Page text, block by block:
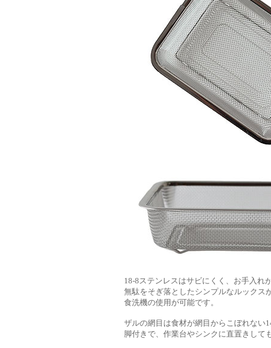
18‐8ステンレスはサビにくく、お手入れ
無駄をそぎ落としたシンプルなルックス
食洗機の使用が可能です。
ザルの網目は食材が網目からこぼれない
脚付きで、作業台やシンクに直置きして